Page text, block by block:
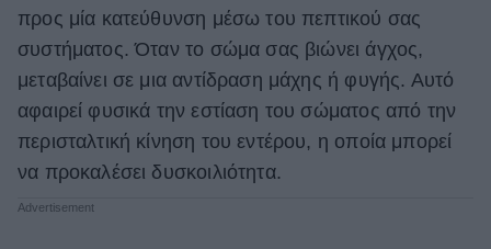
προς μία κατεύθυνση μέσω του πεπτικού σας
συστήματος. Όταν το σώμα σας βιώνει άγχος,
μεταβαίνει σε μια αντίδραση μάχης ή φυγής. Αυτό
αφαιρεί φυσικά την εστίαση του σώματος από την
περισταλτική κίνηση του εντέρου, η οποία μπορεί
να προκαλέσει δυσκοιλιότητα.